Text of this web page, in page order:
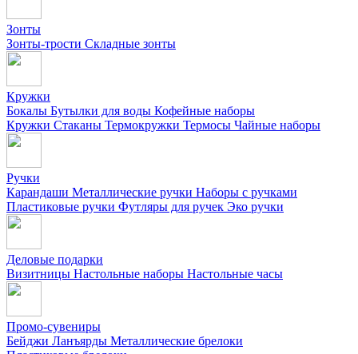
Зонты
Зонты-трости Складные зонты
Кружки
Бокалы Бутылки для воды Кофейные наборы
Кружки Стаканы Термокружки Термосы Чайные наборы
Ручки
Карандаши Металлические ручки Наборы с ручками
Пластиковые ручки Футляры для ручек Эко ручки
Деловые подарки
Визитницы Настольные наборы Настольные часы
Промо-сувениры
Бейджи Ланъярды Металлические брелоки